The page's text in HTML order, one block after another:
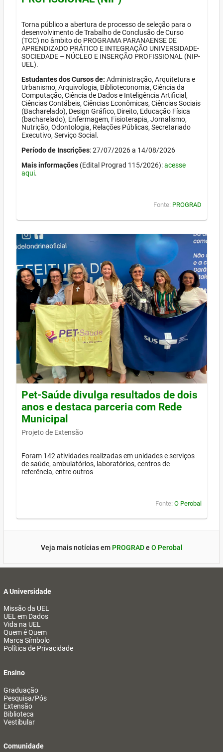
Torna público a abertura de processo de seleção para o
desenvolvimento de Trabalho de Conclusão de Curso
(TCC) no âmbito do PROGRAMA PARANAENSE DE
APRENDIZADO PRÁTICO E INTEGRAÇÃO UNIVERSIDADE-
SOCIEDADE – NÚCLEO E INSERÇÃO PROFISSIONAL (NIP-
UEL).
Estudantes dos Cursos de: Administração, Arquitetura e
Urbanismo, Arquivologia, Biblioteconomia, Ciência da
Computação, Ciência de Dados e Inteligência Artificial,
Ciências Contábeis, Ciências Econômicas, Ciências Sociais
(Bacharelado), Design Gráfico, Direito, Educação Física
(bacharelado), Enfermagem, Fisioterapia, Jornalismo,
Nutrição, Odontologia, Relações Públicas, Secretariado
Executivo, Serviço Social.
Período de Inscrições: 27/07/2026 a 14/08/2026
Mais informações (Edital Prograd 115/2026):acesse
aqui.
Fonte: PROGRAD
Pet-Saúde divulga resultados de dois
anos e destaca parceria com Rede
Municipal
Projeto de Extensão
Foram 142 atividades realizadas em unidades e serviços
de saúde, ambulatórios, laboratórios, centros de
referência, entre outros
Fonte: O Perobal
Veja mais notícias em PROGRADe O Perobal
A Universidade
Missão da UEL
UEL em Dados
Vida na UEL
Quem é Quem
Marca Símbolo
Política de Privacidade
Ensino
Graduação
Pesquisa/Pós
Extensão
Biblioteca
Vestibular
Comunidade